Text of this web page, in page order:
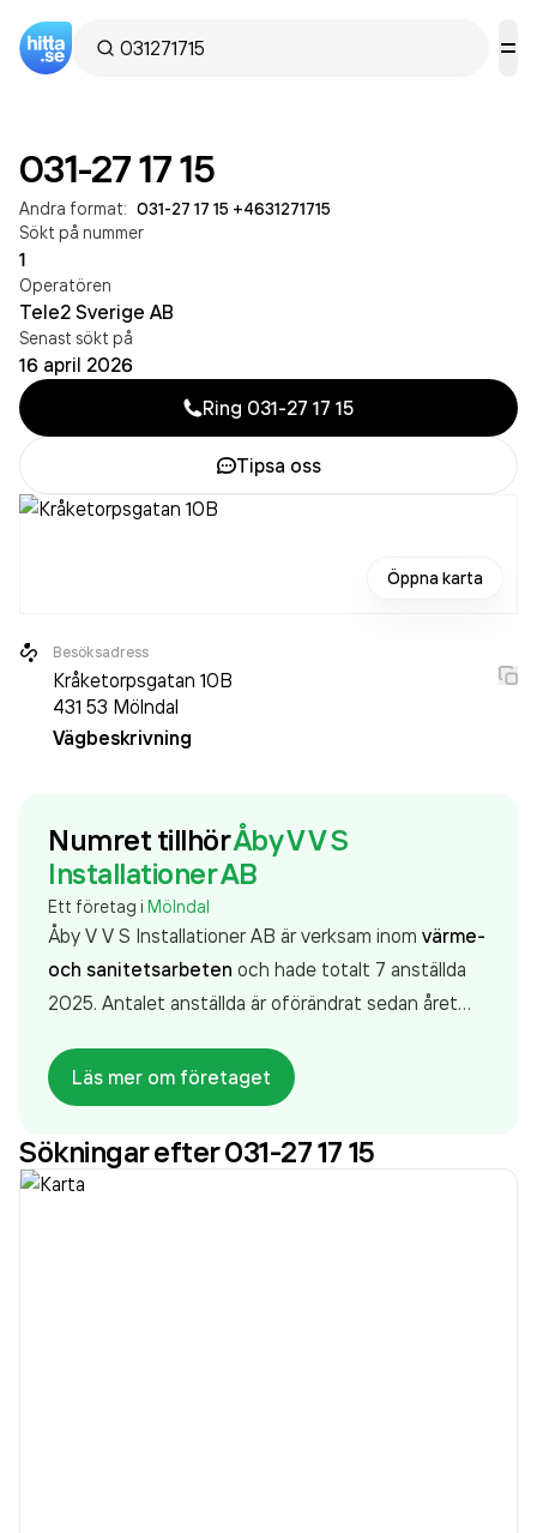
031-27 17 15
Andra format: 031-27 17 15 +4631271715
Sökt på nummer
1
Operatören
Tele2 Sverige AB
Senast sökt på
16 april 2026
Ring 031-27 17 15
Tipsa oss
Öppna karta
Besöksadress
Kråketorpsgatan 10B
431 53 Mölndal
Vägbeskrivning
Numret tillhörÅby V V S
Installationer AB
Ett företag i Mölndal
Åby V V S Installationer AB är verksam inom värme-
och sanitetsarbeten och hade totalt 7 anställda
2025. Antalet anställda är oförändrat sedan året
sedan 1988. Åby V V S Installationer AB
11 336 000,00 krsenaste räkenskapsåret (2025).
Läs mer om företaget
Sökningar efter 031-27 17 15